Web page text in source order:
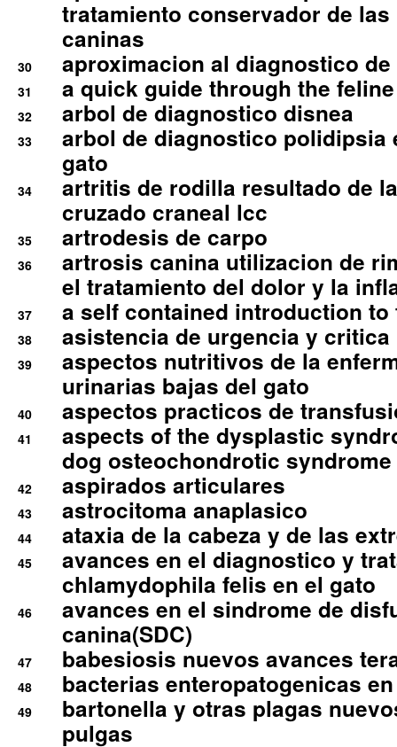
tratamiento conservador de
caninas
30 aproximacion al diagnostico
31 a quick guide through the
32 arbol de diagnostico disnea
33
arbol de diagnostico polidipsia
gato
34
artritis de rodilla resultado de
cruzado craneal lcc
35 artrodesis de carpo
36
artrosis canina utilizacion de
el tratamiento del dolor y la
37 a self contained introduction
38 asistencia de urgencia y
39
aspectos nutritivos de la
urinarias bajas del gato
40 aspectos practicos de
41
aspects of the dysplastic
dog osteochondrotic syndrome
42 aspirados articulares
43 astrocitoma anaplasico
44 ataxia de la cabeza y de las
45
avances en el diagnostico y
chlamydophila felis en el gato
46
avances en el sindrome de
canina(SDC)
47 babesiosis nuevos avances
48 bacterias enteropatogenicas
49
bartonella y otras plagas
pulgas